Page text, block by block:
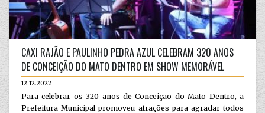
CAXI RAJÃO E PAULINHO PEDRA AZUL CELEBRAM 320 ANOS
DE CONCEIÇÃO DO MATO DENTRO EM SHOW MEMORÁVEL
12.12.2022
Para celebrar os 320 anos de Conceição do Mato Dentro, a
Prefeitura Municipal promoveu atrações para agradar todos